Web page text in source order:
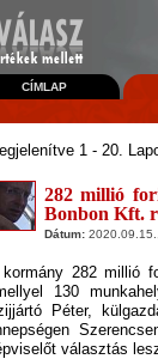
CÍMLAP
1 - 20.
282 millió
Bonbon Kft.
Dátum:
282 millió
130
Péter,
választás